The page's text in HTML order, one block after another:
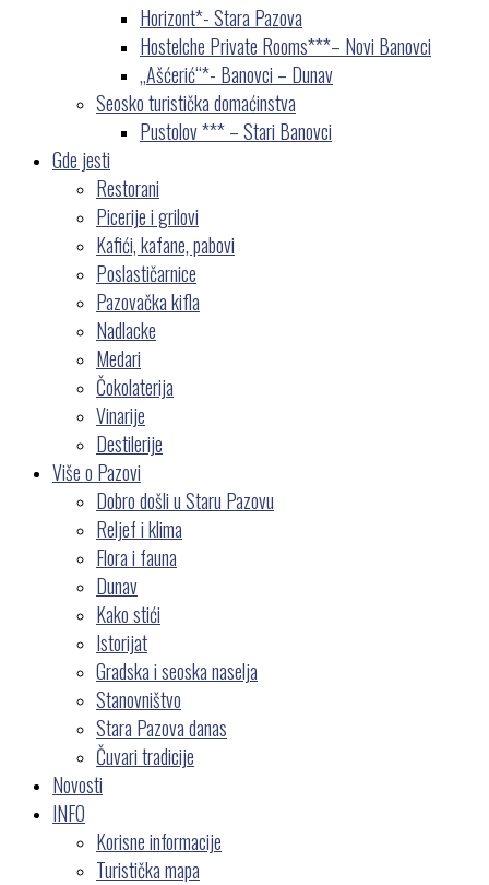
Horizont*- Stara Pazova
Hostelche Private Rooms***– Novi Banovci
„Ašćerić“*- Banovci – Dunav
Seosko turistička domaćinstva
Pustolov *** – Stari Banovci
Gde jesti
Restorani
Picerije i grilovi
Kafići, kafane, pabovi
Poslastičarnice
Pazovačka kifla
Nadlacke
Medari
Čokolaterija
Vinarije
Destilerije
Više o Pazovi
Dobro došli u Staru Pazovu
Reljef i klima
Flora i fauna
Dunav
Kako stići
Istorijat
Gradska i seoska naselja
Stanovništvo
Stara Pazova danas
Čuvari tradicije
Novosti
INFO
Korisne informacije
Turistička mapa